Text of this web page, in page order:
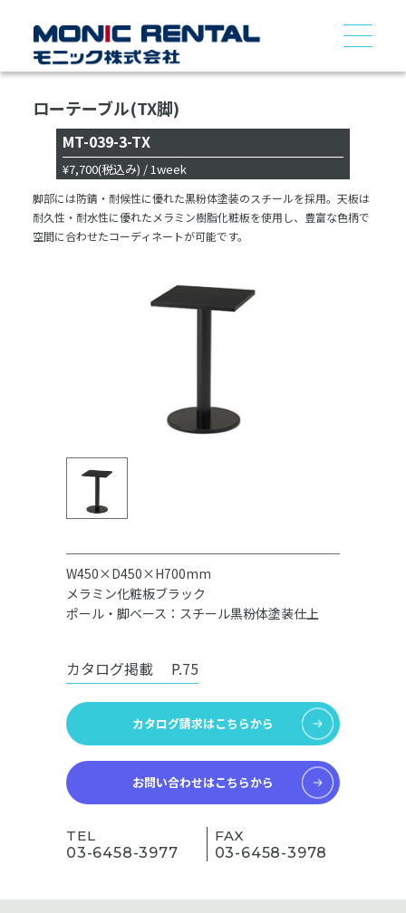
ローテーブル(TX脚)
MT-039-3-TX
¥7,700(税込み) / 1week
脚部には防錆・耐候性に優れた黒粉体塗装のスチールを採用。天板は
耐久性・耐水性に優れたメラミン樹脂化粧板を使用し、豊富な色柄で
空間に合わせたコーディネートが可能です。
W450×D450×H700mm
メラミン化粧板ブラック
ポール・脚ベース：スチール黒粉体塗装仕上
カタログ掲載 P.75
カタログ請求はこちらから
お問い合わせはこちらから
TEL
03-6458-3977
FAX
03-6458-3978